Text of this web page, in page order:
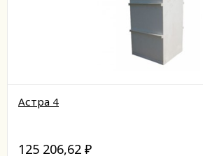
Астра 4
125 206,62 ₽